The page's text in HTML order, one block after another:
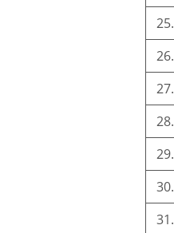
25.
26.
27.
28.
29.
30.
31.